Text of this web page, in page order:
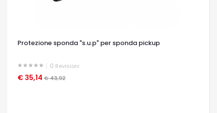
Protezione sponda "s.u.p" per sponda pickup
0 Revisioni
€ 35,14 € 43,92
OCCHIATA VELOCE